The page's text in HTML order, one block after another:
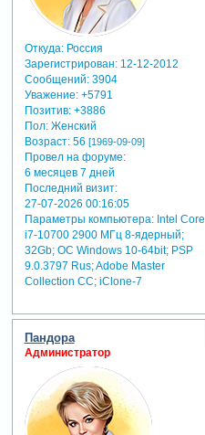
Откуда:Россия
Зарегистрирован: 12-12-2012
Сообщений:3904
Уважение: +5791
Позитив: +3886
Пол:Женский
Возраст:56 [1969-09-09]
Провел на форуме:
6 месяцев 7 дней
Последний визит:
27-07-2026 00:16:05
Параметры компьютера:Intel Core
i7-10700 2900 МГц 8-ядерный;
32Gb; ОС Windows 10-64bit; PSP
9.0.3797 Rus; Adobe Master
Collection СС; iClone-7
Пандора
Администратор